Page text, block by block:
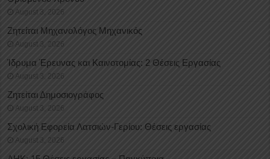
August 3, 2026
Ζητείται Μηχανολόγος Μηχανικός
August 3, 2026
Ίδρυμα Έρευνας και Καινοτομίας: 2 Θέσεις Εργασίας
August 3, 2026
Ζητείται Δημοσιογράφος
August 3, 2026
Σχολική Εφορεία Λατσιών-Γερίου: Θέσεις εργασίας
August 3, 2026